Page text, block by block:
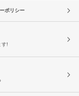
ポリシー
す!